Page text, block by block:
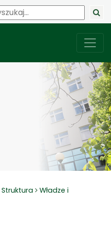
Struktura
Władze i